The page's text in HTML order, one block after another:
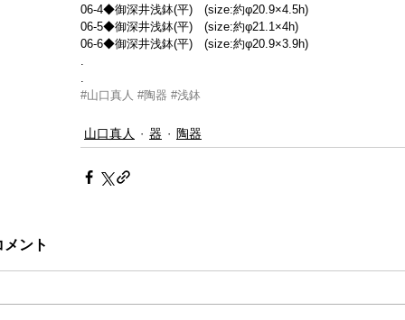
06-4◆御深井浅鉢(平)　(size:約φ20.9×4.5h)
06-5◆御深井浅鉢(平)　(size:約φ21.1×4h)
06-6◆御深井浅鉢(平)　(size:約φ20.9×3.9h)
#山口真人 #陶器 #浅鉢
山口真人 器 陶器
メント